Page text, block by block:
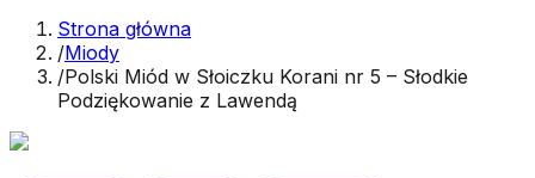
Strona główna
/Miody
/Polski Miód w Słoiczku Korani nr 5 – Słodkie
Podziękowanie z Lawendą